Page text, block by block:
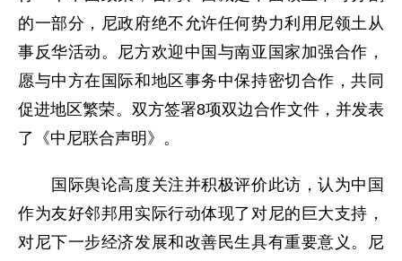
的一部分，尼政府绝不允许任何势力利用尼领土从
事反华活动。尼方欢迎中国与南亚国家加强合作，
愿与中方在国际和地区事务中保持密切合作，共同
促进地区繁荣。双方签署8项双边合作文件，并发表
了《中尼联合声明》。
国际舆论高度关注并积极评价此访，认为中国
作为友好邻邦用实际行动体现了对尼的巨大支持，
对尼下一步经济发展和改善民生具有重要意义。尼